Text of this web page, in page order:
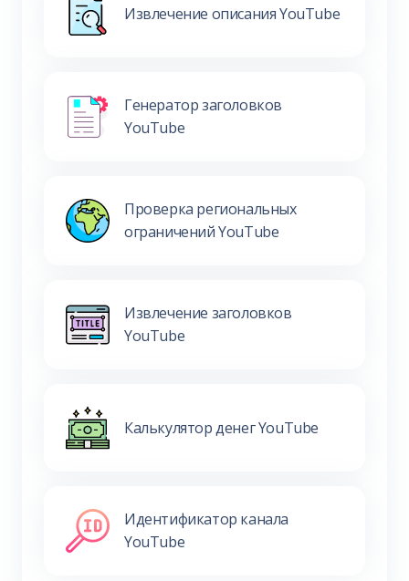
Извлечение описания YouTube
Генератор заголовков
YouTube
Проверка региональных
ограничений YouTube
Извлечение заголовков
YouTube
Калькулятор денег YouTube
Идентификатор канала
YouTube